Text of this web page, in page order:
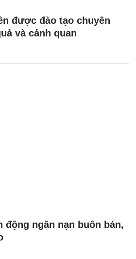
được đào tạo chuyên
và cảnh quan
động ngăn nạn buôn bán,